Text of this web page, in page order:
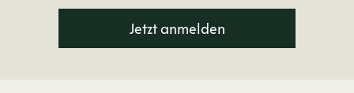
Jetzt anmelden